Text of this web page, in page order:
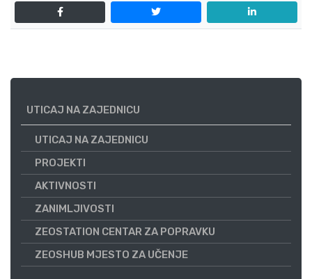
UTICAJ NA ZAJEDNICU
UTICAJ NA ZAJEDNICU
PROJEKTI
AKTIVNOSTI
ZANIMLJIVOSTI
ZEOSTATION CENTAR ZA POPRAVKU
ZEOSHUB MJESTO ZA UČENJE